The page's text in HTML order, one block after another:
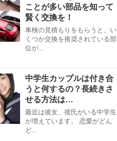
ことが多い部品を知って
賢く交換を！
車検の見積もりをもらうと、い
くつか交換を推奨されている部
位が...
中学生カップルは付き合
うと何するの？長続きさ
せる方法は…
最近は彼女、彼氏がいる中学生
が増えています。 恋愛がどん
ど...